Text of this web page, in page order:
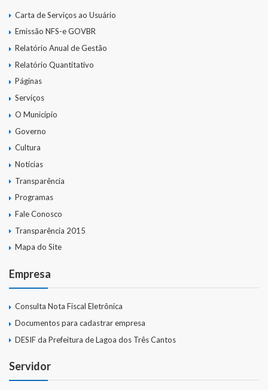
Carta de Serviços ao Usuário
Emissão NFS-e GOVBR
Relatório Anual de Gestão
Relatório Quantitativo
Páginas
Serviços
O Município
Governo
Cultura
Notícias
Transparência
Programas
Fale Conosco
Transparência 2015
Mapa do Site
Empresa
Consulta Nota Fiscal Eletrônica
Documentos para cadastrar empresa
DESIF da Prefeitura de Lagoa dos Três Cantos
Servidor